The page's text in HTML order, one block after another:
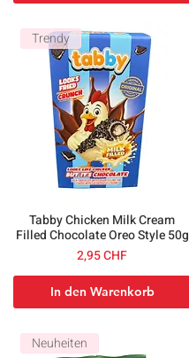
Trendy
​​​​​​​Tabby Chicken Milk Cream
Filled Chocolate Oreo Style 50g
Preis
2,95 CHF
In den Warenkorb
Neuheiten